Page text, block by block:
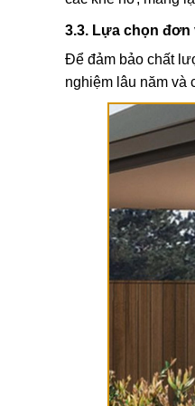
3.3. Lựa chọn đơn
Để đảm bảo chất
nghiệm lâu năm và